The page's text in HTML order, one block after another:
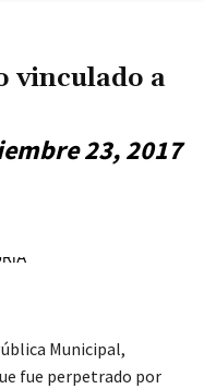
vinculado a
23, 2017
Municipal,
fue perpetrado por